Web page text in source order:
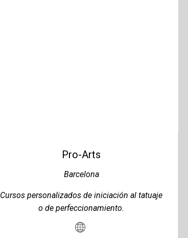
Pro-Arts
Barcelona
Cursos personalizados de iniciación al tatuaje
o de perfeccionamiento.